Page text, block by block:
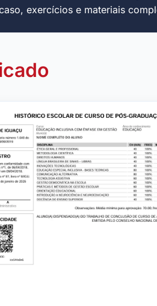
exercícios e materiais